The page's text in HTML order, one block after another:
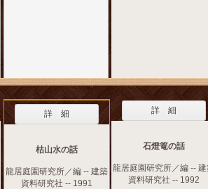
詳 細
枯山水の話
龍居庭園研究所／編 -- 建築
資料研究社 -- 1991
詳 細
石燈篭の話
龍居庭園研究所／編 --
資料研究社 -- 1992